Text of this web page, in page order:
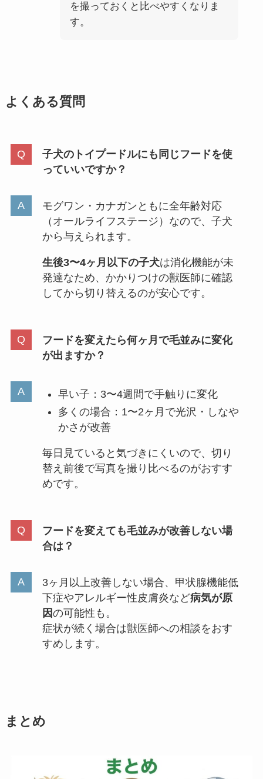
を撮っておくと比べやすくなりま
す。
よくある質問
子犬のトイプードルにも同じフードを使
っていいですか？
モグワン・カナガンともに全年齢対応
（オールライフステージ）なので、子犬
から与えられます。
生後3〜4ヶ月以下の子犬は消化機能が未
発達なため、かかりつけの獣医師に確認
してから切り替えるのが安心です。
フードを変えたら何ヶ月で毛並みに変化
が出ますか？
早い子：3〜4週間で手触りに変化
多くの場合：1〜2ヶ月で光沢・しなや
かさが改善
毎日見ていると気づきにくいので、切り
替え前後で写真を撮り比べるのがおすす
めです。
フードを変えても毛並みが改善しない場
合は？
3ヶ月以上改善しない場合、甲状腺機能低
下症やアレルギー性皮膚炎など病気が原
因の可能性も。
症状が続く場合は獣医師への相談をおす
すめします。
まとめ